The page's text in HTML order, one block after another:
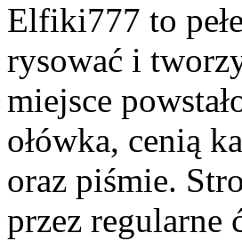
Elfiki777 to
rysować i
miejsce
ołówka, cenią
oraz piśmie.
przez regularne